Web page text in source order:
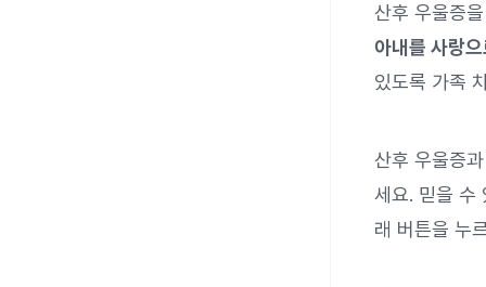
산후 우울증
아내를 사랑
있도록 가족
산후 우울증
세요. 믿을 수
래 버튼을 누